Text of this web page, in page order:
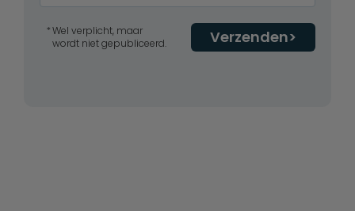
Verzenden
Wel verplicht, maar
wordt niet gepubliceerd.